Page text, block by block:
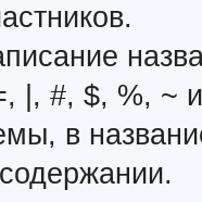
|, #, $, %, ~ и
в